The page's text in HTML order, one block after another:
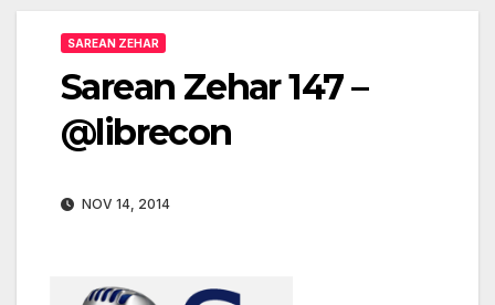
SAREAN ZEHAR
Sarean Zehar 147 –
@librecon
NOV 14, 2014